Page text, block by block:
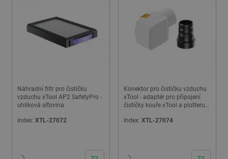
Náhradní filtr pro čističku
vzduchu xTool AP2 SafetyPro -
uhlíková síťovina
Index: XTL-27072
Konektor pro čističku vzduchu
xTool - adaptér pro připojení
čističky kouře xTool a plotteru
Index: XTL-27074